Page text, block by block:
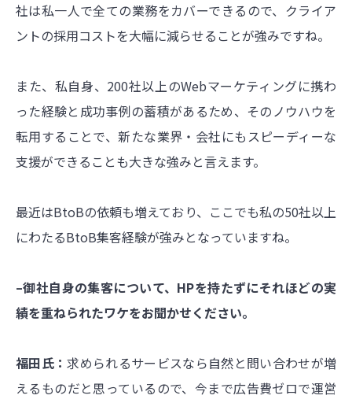
社は私一人で全ての業務をカバーできるので、クライア
ントの採用コストを大幅に減らせることが強みですね。
また、私自身、200社以上のWebマーケティングに携わ
った経験と成功事例の蓄積があるため、そのノウハウを
転用することで、新たな業界・会社にもスピーディーな
支援ができることも大きな強みと言えます。
最近はBtoBの依頼も増えており、ここでも私の50社以上
にわたるBtoB集客経験が強みとなっていますね。
–御社自身の集客について、HPを持たずにそれほどの実
績を重ねられたワケをお聞かせください。
福田氏：求められるサービスなら自然と問い合わせが増
えるものだと思っているので、今まで広告費ゼロで運営